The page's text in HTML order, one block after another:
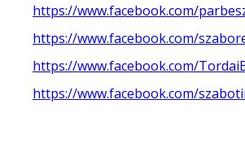
https://www.facebook.com/
https://www.facebook.com/
https://www.facebook.com/
https://www.facebook.com/